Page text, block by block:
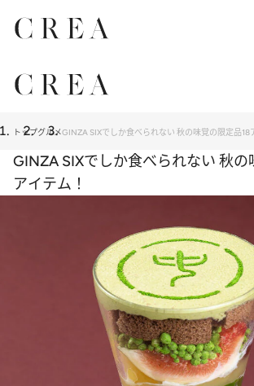
トップグルメGINZA SIXでしか食べられない 秋の味覚の限定品18
GINZA SIXでしか食べられない 秋の味覚の限定品18
アイテム！